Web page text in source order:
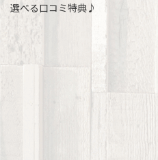
選べる口コミ特典♪